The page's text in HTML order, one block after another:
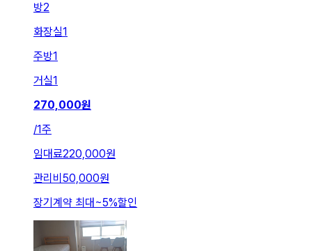
방2
화장실1
주방1
거실1
270,000원
/1주
임대료220,000원
관리비 50,000원
장기계약 최대 ~5%할인